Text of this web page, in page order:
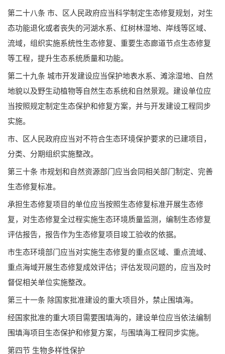
第二十八条 市、区人民政府应当科学制定生态修复规划，对生
态功能退化或者丧失的河湖水系、红树林湿地、岸线等区域、
流域，组织实施系统性生态修复、重要生态廊道节点生态修复
等工程，提升生态系统质量和功能。
第二十九条 城市开发建设应当保护地表水系、滩涂湿地、自然
地貌以及野生动植物等自然生态系统和自然景观。建设单位应
当按照规定制定生态保护和修复方案，并与开发建设工程同步
实施。
市、区人民政府应当对不符合生态环境保护要求的已建项目，
分类、分期组织实施整改。
第三十条 市规划和自然资源部门应当会同相关部门制定、完善
生态修复标准。
承担生态修复项目的单位应当按照生态修复标准开展生态修
复，对生态修复全过程实施生态环境质量监测，编制生态修复
评估报告，报告作为生态修复项目竣工验收的依据。
市生态环境部门应当对实施生态修复的重点区域、重点流域、
重点海域开展生态修复成效评估；评估发现问题的，应当及时
督促相关单位实施整改。
第三十一条 除国家批准建设的重大项目外，禁止围填海。
经国家批准的重大项目需要围填海的，建设单位应当依法编制
围填海项目生态保护和修复方案，与围填海工程同步实施。
第四节 生物多样性保护